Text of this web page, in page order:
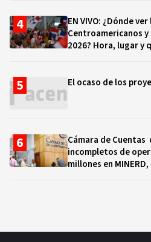
EN VIVO: ¿Dónde ver la clausura de los Juegos
Centroamericanos
2026? Hora, lugar y
El ocaso de los
Cámara de
incompletos de
millones en